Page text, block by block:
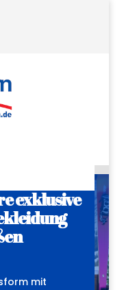
exklusive
mit